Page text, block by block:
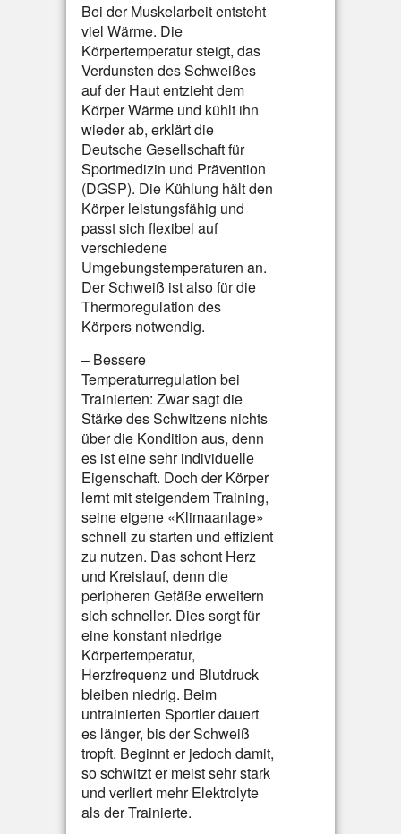
Bei der Muskelarbeit entsteht
viel Wärme. Die
Körpertemperatur steigt, das
Verdunsten des Schweißes
auf der Haut entzieht dem
Körper Wärme und kühlt ihn
wieder ab, erklärt die
Deutsche Gesellschaft für
Sportmedizin und Prävention
(DGSP). Die Kühlung hält den
Körper leistungsfähig und
passt sich flexibel auf
verschiedene
Umgebungstemperaturen an.
Der Schweiß ist also für die
Thermoregulation des
Körpers notwendig.
– Bessere
Temperaturregulation bei
Trainierten: Zwar sagt die
Stärke des Schwitzens nichts
über die Kondition aus, denn
es ist eine sehr individuelle
Eigenschaft. Doch der Körper
lernt mit steigendem Training,
seine eigene «Klimaanlage»
schnell zu starten und effizient
zu nutzen. Das schont Herz
und Kreislauf, denn die
peripheren Gefäße erweitern
sich schneller. Dies sorgt für
eine konstant niedrige
Körpertemperatur,
Herzfrequenz und Blutdruck
bleiben niedrig. Beim
untrainierten Sportler dauert
es länger, bis der Schweiß
tropft. Beginnt er jedoch damit,
so schwitzt er meist sehr stark
und verliert mehr Elektrolyte
als der Trainierte.